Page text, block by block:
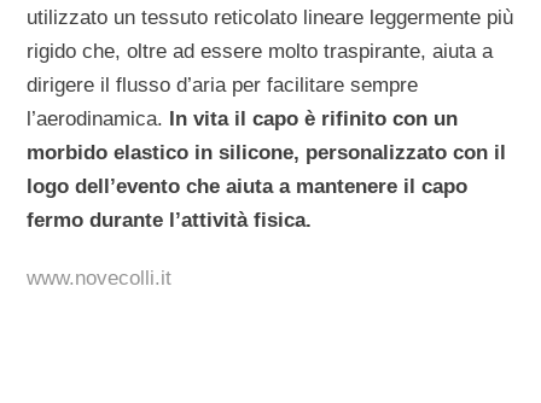
utilizzato un tessuto reticolato lineare leggermente più
rigido che, oltre ad essere molto traspirante, aiuta a
dirigere il flusso d’aria per facilitare sempre
l’aerodinamica.
In vita il capo è rifinito con un
morbido elastico in silicone, personalizzato con il
logo dell’evento che aiuta a mantenere il capo
fermo durante l’attività fisica.
www.novecolli.it